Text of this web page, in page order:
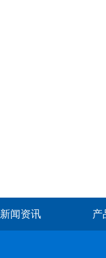
新闻资讯 产